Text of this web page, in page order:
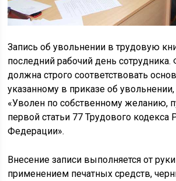
Запись об увольнении в трудовую
последний рабочий день
должна строго соответствовать
указанному в приказе об
«Уволен по собственному желанию,
первой статьи 77 Трудового кодекса
Федерации».
Внесение записи выполняется от
применением печатных средств,